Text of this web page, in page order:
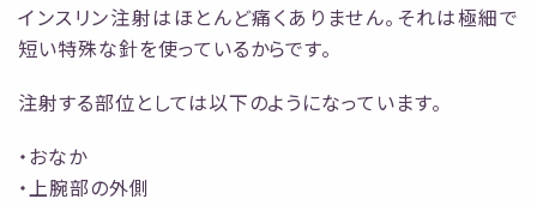
インスリン注射はほとんど痛くありません。それは極細で
短い特殊な針を使っているからです。
注射する部位としては以下のようになっています。
・おなか
・上腕部の外側